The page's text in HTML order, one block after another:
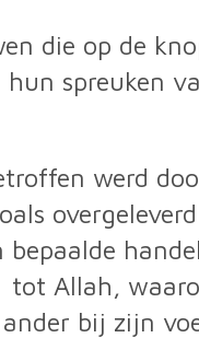
die op de
spreuken
bij zijn